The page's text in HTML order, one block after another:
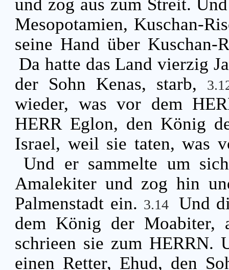
und zog aus zum Streit.
Mesopotamien, Kuschan-
seine Hand über
Da hatte das Land vierzig
der Sohn Kenas, starb,
wieder, was vor dem
HERR Eglon, den König
Israel, weil sie taten, was
Und er sammelte um
Amalekiter und zog hin
Palmenstadt ein. 3.14
Und
dem König der Moabiter,
schrieen sie zum HERRN.
einen Retter, Ehud, den